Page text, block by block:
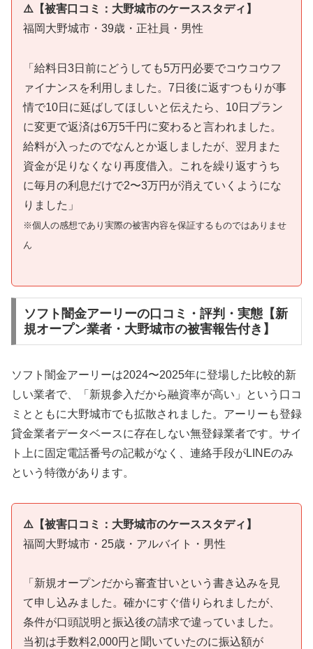
⚠️【被害口コミ：大野城市のケーススタディ】
福岡大野城市・39歳・正社員・男性
「給料日3日前にどうしても5万円必要でコウコウフ
ァイナンスを利用しました。7日後に返すつもりが事
情で10日に延ばしてほしいと伝えたら、10日プラン
に変更で返済は6万5千円に変わると言われました。
給料が入ったのでなんとか返しましたが、翌月また
資金が足りなくなり再度借入。これを繰り返すうち
に毎月の利息だけで2〜3万円が消えていくようにな
りました」
※個人の感想であり実際の被害内容を保証するものではありませ
ん
ソフト闇金アーリーの口コミ・評判・実態【新
規オープン業者・大野城市の被害報告付き】
ソフト闇金アーリーは2024〜2025年に登場した比較的新
しい業者で、「新規参入だから融資率が高い」という口コ
ミとともに大野城市でも拡散されました。アーリーも登録
貸金業者データベースに存在しない無登録業者です。サイ
ト上に固定電話番号の記載がなく、連絡手段がLINEのみ
という特徴があります。
⚠️【被害口コミ：大野城市のケーススタディ】
福岡大野城市・25歳・アルバイト・男性
「新規オープンだから審査甘いという書き込みを見
て申し込みました。確かにすぐ借りられましたが、
条件が口頭説明と振込後の請求で違っていました。
当初は手数料2,000円と聞いていたのに振込額が